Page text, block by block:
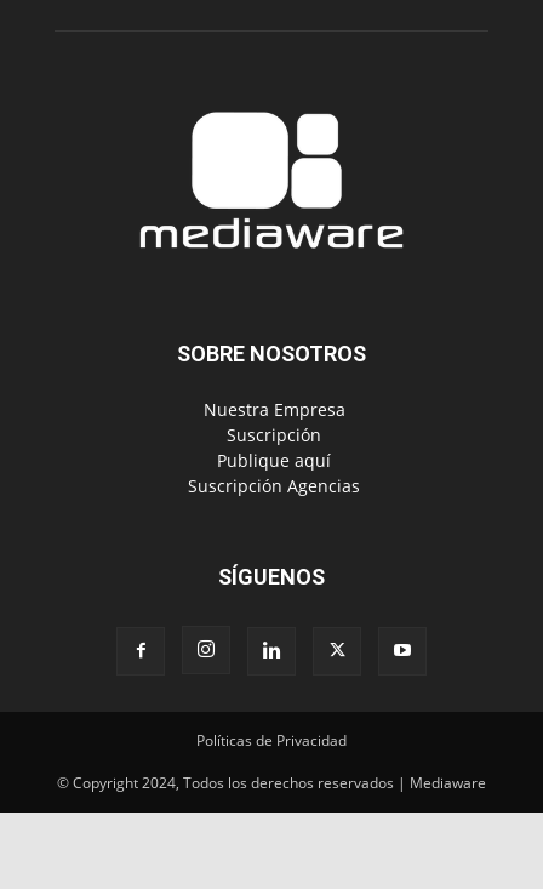
SOBRE NOSOTROS
‎ Nuestra Empresa
‎ Suscripción
‎ Publique aquí
‎ Suscripción Agencias
SÍGUENOS
Políticas de Privacidad
© Copyright 2024, Todos los derechos reservados | Mediaware